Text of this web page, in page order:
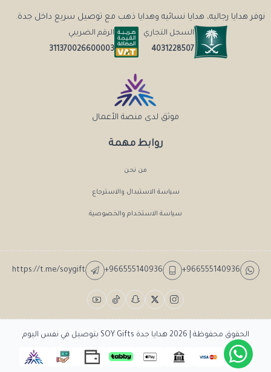
روابط مهمة
من نحن
سياسة الاستبدال والاسترجاع
سياسة الاستخدام والخصوصية
نوفر هدايا رجاليه، هدايا نسائيه وهدايا ذهب مع توصيل سريع داخل جدة.
السجل التجاري
4031228507
الرقم الضريبي
311370026600003
موثق لدى منصة الأعمال
+966555140936
+966555140936
https://t.me/soygift
الحقوق محفوظة | 2026 هدايا جدة SOY Gifts بتوصيل في نفس اليوم